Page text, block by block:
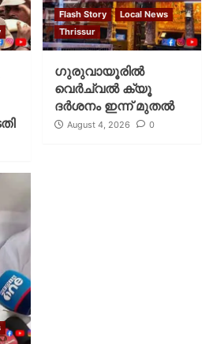
Flash Story
Local News
Thrissur
ഗുരുവായൂരില്‍
വെര്‍ച്വല്‍ ക്യൂ
ദര്‍ശനം ഇന്ന് മുതല്‍
August 4, 2026 0